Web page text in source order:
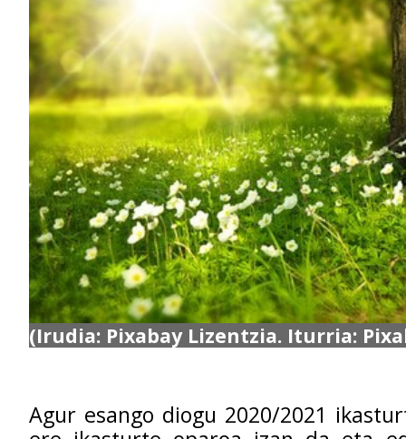
(Irudia: Pixabay Lizentzia. Iturria:
Agur esango diogu 2020/2021